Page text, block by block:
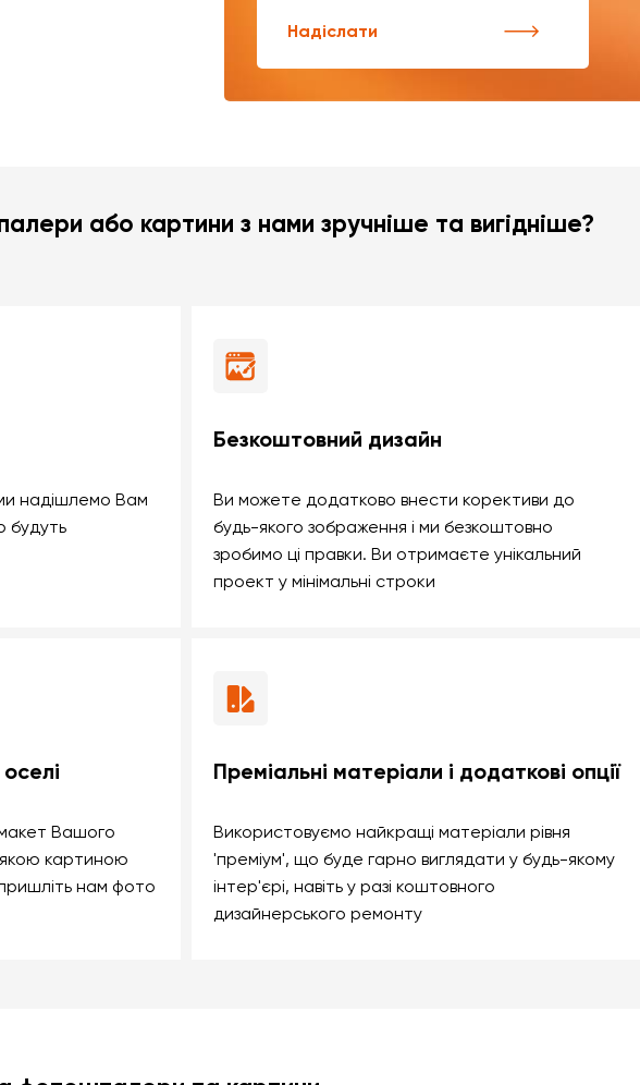
Надіслати
або картини з нами зручніше та вигідніше?
надішлемо Вам
будуть
Безкоштовний дизайн
Ви можете додатково внести корективи до
будь-якого зображення і ми безкоштовно
зробимо ці правки. Ви отримаєте унікальний
проект у мінімальні строки
Вашого
якою картиною
нам фото
Преміальні матеріали і додаткові опції
Використовуємо найкращі матеріали рівня
'преміум', що буде гарно виглядати у будь-якому
інтер'єрі, навіть у разі коштовного
дизайнерського ремонту